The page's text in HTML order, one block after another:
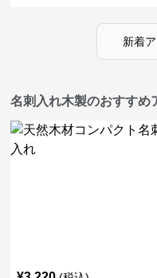
新着
名刺入れ木製のおすすめ